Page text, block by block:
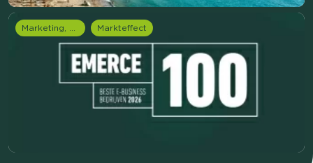
Marketing, media & PR Markteffect